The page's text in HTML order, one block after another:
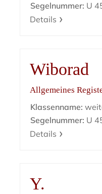
Segelnummer: U
Details
Wiborad
Allgemeines
Klassenname:
Segelnummer: U
Details
Y.